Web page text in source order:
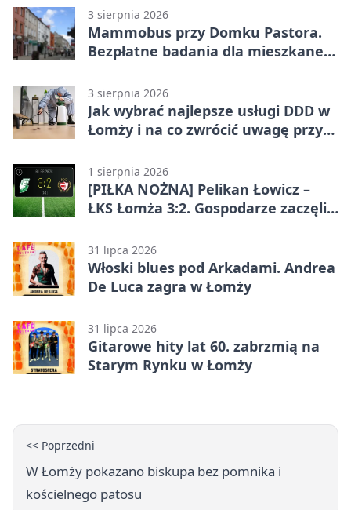
3 sierpnia 2026
Mammobus przy Domku Pastora.
Bezpłatne badania dla mieszkanek
3 sierpnia 2026
Jak wybrać najlepsze usługi DDD w
Łomży i na co zwrócić uwagę przy
1 sierpnia 2026
[PIŁKA NOŻNA] Pelikan Łowicz –
ŁKS Łomża 3:2. Gospodarze zaczęli
Liga Grupa 1 (Grupa I)
31 lipca 2026
Włoski blues pod Arkadami. Andrea
De Luca zagra w Łomży
31 lipca 2026
Gitarowe hity lat 60. zabrzmią na
Starym Rynku w Łomży
<< Poprzedni
W Łomży pokazano biskupa bez pomnika i
kościelnego patosu